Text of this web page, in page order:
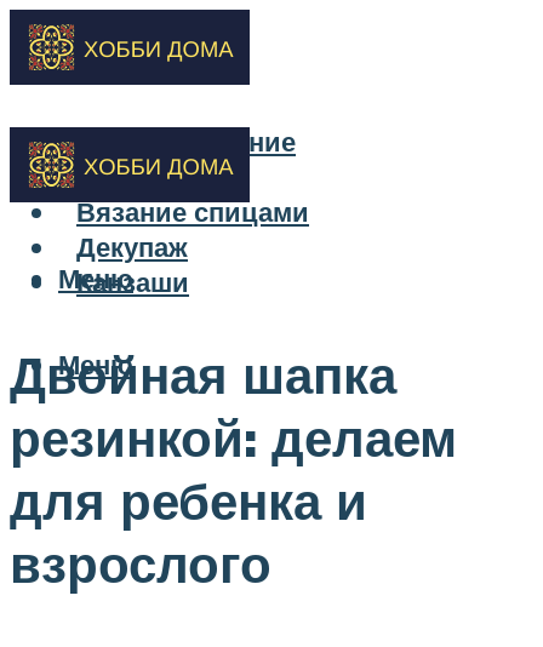
Бисероплетение
Вышивка
Вязание спицами
Декупаж
Канзаши
Меню
Меню
Двойная шапка
резинкой: делаем
для ребенка и
взрослого